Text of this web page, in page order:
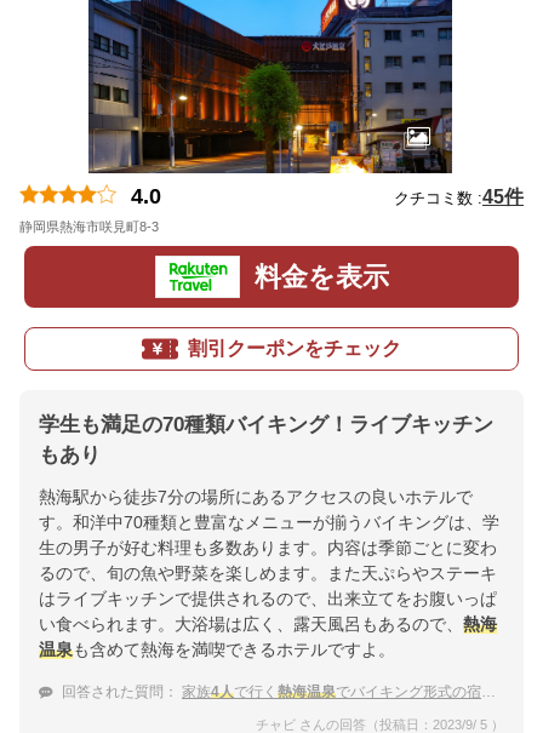
4.0 クチコミ数 :45件
静岡県熱海市咲見町8-3
料金を表示
割引クーポンをチェック
学生も満足の70種類バイキング！ライブキッチン
もあり
熱海駅から徒歩7分の場所にあるアクセスの良いホテルで
す。和洋中70種類と豊富なメニューが揃うバイキングは、学
生の男子が好む料理も多数あります。内容は季節ごとに変わ
るので、旬の魚や野菜を楽しめます。また天ぷらやステーキ
はライブキッチンで提供されるので、出来立てをお腹いっぱ
い食べられます。大浴場は広く、露天風呂もあるので、 熱海
温泉も含めて熱海を満喫できるホテルですよ。
回答された質問： 家族4人で行く 熱海温泉でバイキング形式の宿を教えてください
チャビ さんの回答（投稿日：2023/9/ 5 ）